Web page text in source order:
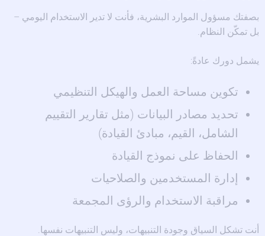
بصفتك مسؤول الموارد البشرية، فأنت لا تدير الاستخدام اليومي –
بل تمكّن النظام.
يشمل دورك عادةً:
تكوين مساحة العمل والهيكل التنظيمي
تحديد مصادر البيانات (مثل تقارير التقييم
الشامل، القيم، مبادئ القيادة)
الحفاظ على نموذج القيادة
إدارة المستخدمين والصلاحيات
مراقبة الاستخدام والرؤى المجمعة
أنت تشكل السياق وجودة التنبيهات، وليس التنبيهات نفسها.